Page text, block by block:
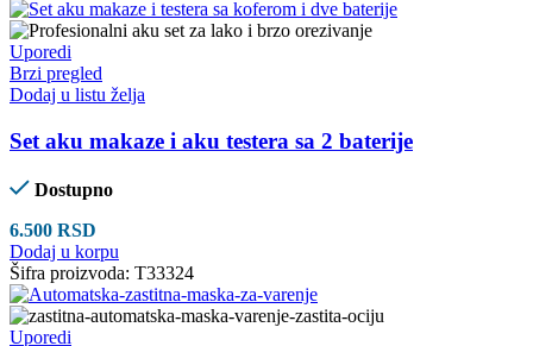
Uporedi
Brzi pregled
Dodaj u listu želja
Set aku makaze i aku testera sa 2 baterije
Dostupno
6.500 RSD
Dodaj u korpu
Šifra proizvoda: T33324
Uporedi